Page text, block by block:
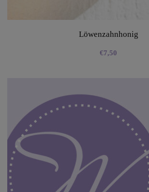
Löwenzahnhonig
€7,50